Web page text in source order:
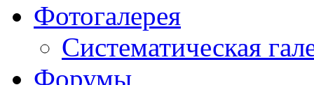
Фотогалерея
Систематическая
Форумы